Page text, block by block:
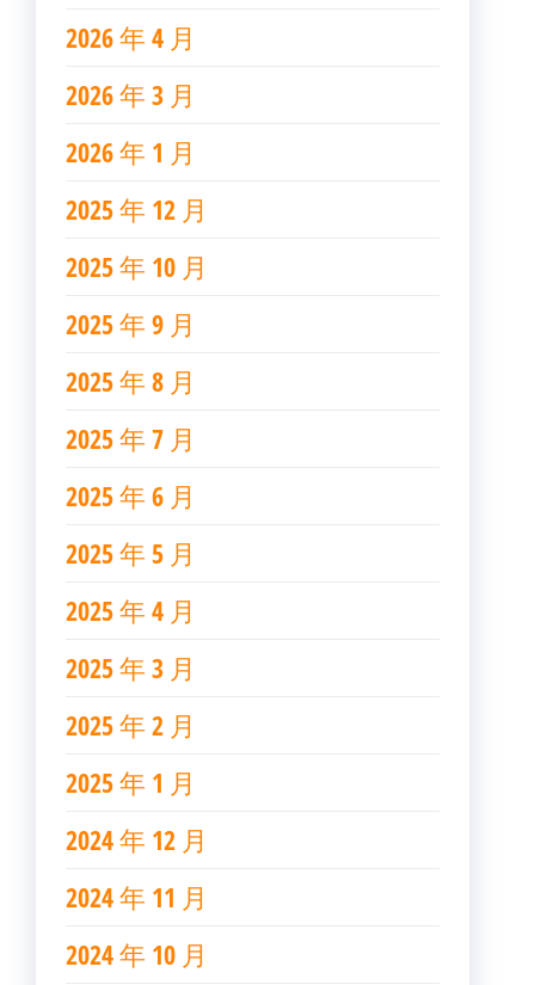
2026 年 4 月
2026 年 3 月
2026 年 1 月
2025 年 12 月
2025 年 10 月
2025 年 9 月
2025 年 8 月
2025 年 7 月
2025 年 6 月
2025 年 5 月
2025 年 4 月
2025 年 3 月
2025 年 2 月
2025 年 1 月
2024 年 12 月
2024 年 11 月
2024 年 10 月